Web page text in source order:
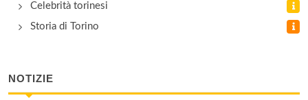
Celebrità torinesi
Storia di Torino
NOTIZIE